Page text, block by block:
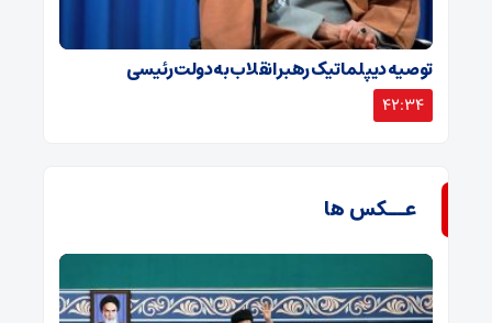
توصیه دیپلماتیک رهبر انقلاب به دولت رئیسی
42:34
عــکس ها